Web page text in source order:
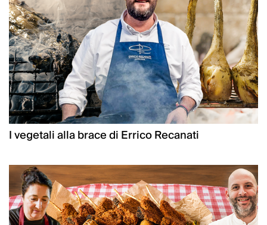
I vegetali alla brace di Errico Recanati